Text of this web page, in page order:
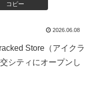
コピー
2026.06.08
Store（アイクラ
シティにオープンし